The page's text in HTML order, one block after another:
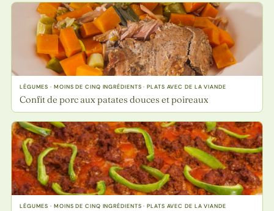
LÉGUMES · MOINS DE CINQ INGRÉDIENTS · PLATS AVEC DE LA VIANDE
Confit de porc aux patates douces et poireaux
LÉGUMES · MOINS DE CINQ INGRÉDIENTS · PLATS AVEC DE LA VIANDE